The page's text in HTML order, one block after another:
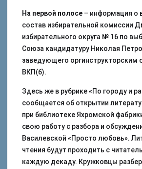
На первой полосе – информация о
состав избирательной комиссии
избирательного округа № 16 по
Союза кандидатуру Николая
заведующего оргинструкторским
ВКП(б).
Здесь же в рубрике «По городу и
сообщается об открытии
при библиотеке Яхромской
свою работу с разбора и
Василевской «Просто любовь».
чтения будут проходить с
каждую декаду. Кружковцы